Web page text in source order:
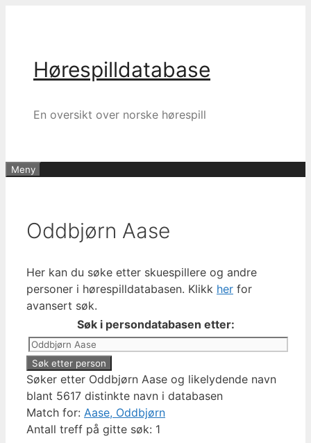
Hørespilldatabase
En oversikt over norske hørespill
Meny
Oddbjørn Aase
Her kan du søke etter skuespillere og andre
personer i hørespilldatabasen. Klikk her for
avansert søk.
Søk i persondatabasen etter:
Søker etter Oddbjørn Aase og likelydende navn
blant 5617 distinkte navn i databasen
Match for: Aase, Oddbjørn
Antall treff på gitte søk: 1